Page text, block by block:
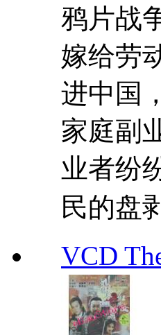
鸦片战
嫁给劳
进中国
家庭副
业者纷
民的盘
VCD